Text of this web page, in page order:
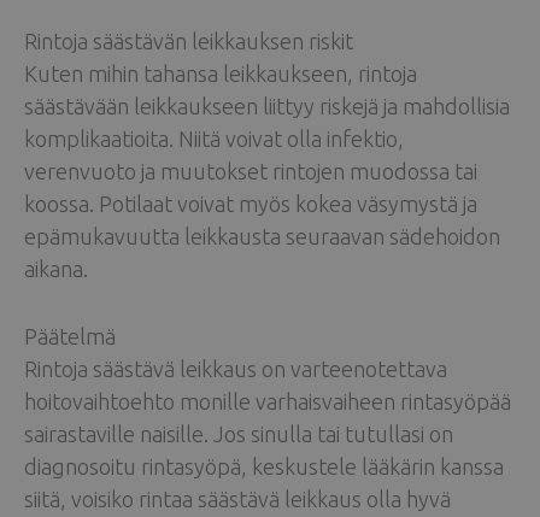
Rintoja säästävän leikkauksen riskit
Kuten mihin tahansa leikkaukseen, rintoja
säästävään leikkaukseen liittyy riskejä ja mahdollisia
komplikaatioita. Niitä voivat olla infektio,
verenvuoto ja muutokset rintojen muodossa tai
koossa. Potilaat voivat myös kokea väsymystä ja
epämukavuutta leikkausta seuraavan sädehoidon
aikana.
Päätelmä
Rintoja säästävä leikkaus on varteenotettava
hoitovaihtoehto monille varhaisvaiheen rintasyöpää
sairastaville naisille. Jos sinulla tai tutullasi on
diagnosoitu rintasyöpä, keskustele lääkärin kanssa
siitä, voisiko rintaa säästävä leikkaus olla hyvä